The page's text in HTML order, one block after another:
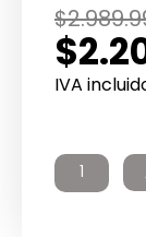
$
El
precio
original
$
El
precio
actual
IVA
Eléctrico
Industrial
Inoxidable